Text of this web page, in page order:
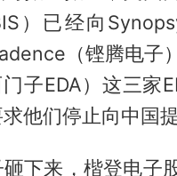
）已经向
（铿腾电子
子EDA）这三家
他们停止向中国提
下来，楷登电子